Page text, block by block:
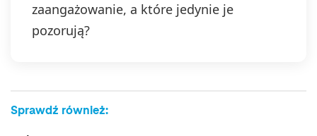
zaangażowanie, a które jedynie je
pozorują?
Sprawdź również: